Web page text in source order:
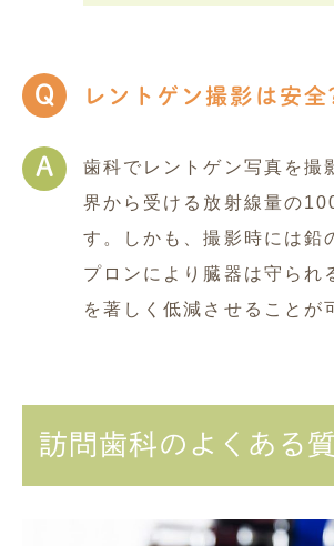
Q レントゲン撮影は安全
A
歯科でレントゲン写真を撮
界から受ける放射線量の
す。しかも、撮影時には鉛
プロンにより臓器は守られ
を著しく低減させることが
訪問歯科のよくある